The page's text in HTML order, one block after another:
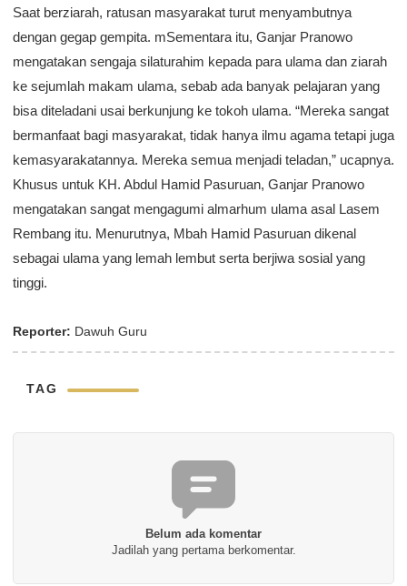
Saat berziarah, ratusan masyarakat turut menyambutnya
dengan gegap gempita. mSementara itu, Ganjar Pranowo
mengatakan sengaja silaturahim kepada para ulama dan ziarah
ke sejumlah makam ulama, sebab ada banyak pelajaran yang
bisa diteladani usai berkunjung ke tokoh ulama. “Mereka sangat
bermanfaat bagi masyarakat, tidak hanya ilmu agama tetapi juga
kemasyarakatannya. Mereka semua menjadi teladan,” ucapnya.
Khusus untuk KH. Abdul Hamid Pasuruan, Ganjar Pranowo
mengatakan sangat mengagumi almarhum ulama asal Lasem
Rembang itu. Menurutnya, Mbah Hamid Pasuruan dikenal
sebagai ulama yang lemah lembut serta berjiwa sosial yang
tinggi.
Reporter: Dawuh Guru
TAG
Belum ada komentar
Jadilah yang pertama berkomentar.